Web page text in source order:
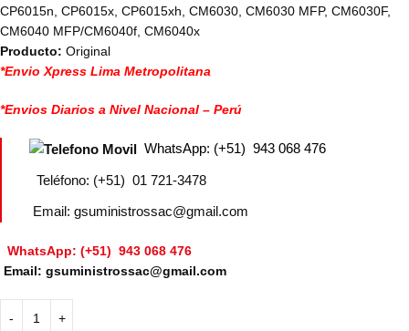
CP6015n, CP6015x, CP6015xh, CM6030, CM6030 MFP, CM6030F,
CM6040 MFP/CM6040f, CM6040x
Producto: Original
*Envio Xpress Lima Metropolitana
*Envios Diarios a Nivel Nacional – Perú
WhatsApp: (+51) 943 068 476
Teléfono: (+51) 01 721-3478
Email: gsuministrossac@gmail.com
WhatsApp: (+51) 943 068 476
Email: gsuministrossac@gmail.com